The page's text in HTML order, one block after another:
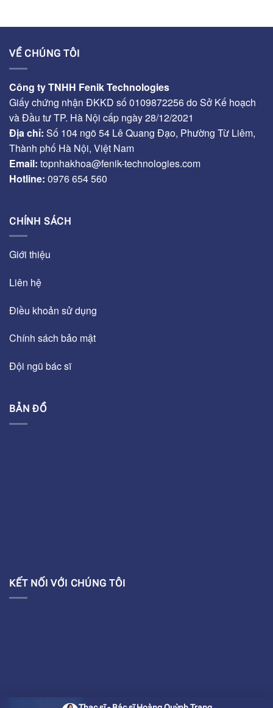
VỀ CHÚNG TÔI
Công ty TNHH Fenik Technologies
Giấy chứng nhận ĐKKD số 0109872256 do Sở Kế hoạch
và Đầu tư TP. Hà Nội cấp ngày 28/12/2021
Địa chỉ: Số 104 ngõ 54 Lê Quang Đạo, Phường Từ Liêm,
Thành phố Hà Nội, Việt Nam
Email: topnhakhoa@fenik-technologies.com
Hotline: 0976 654 560
CHÍNH SÁCH
Giới thiệu
Liên hệ
Điều khoản sử dụng
Chính sách bảo mật
Đội ngũ bác sĩ
BẢN ĐỒ
KẾT NỐI VỚI CHÚNG TÔI